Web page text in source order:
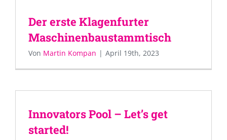
Der erste Klagenfurter
Maschinenbaustammtisch
Von Martin Kompan | April 19th, 2023
Innovators Pool – Let’s get
started!